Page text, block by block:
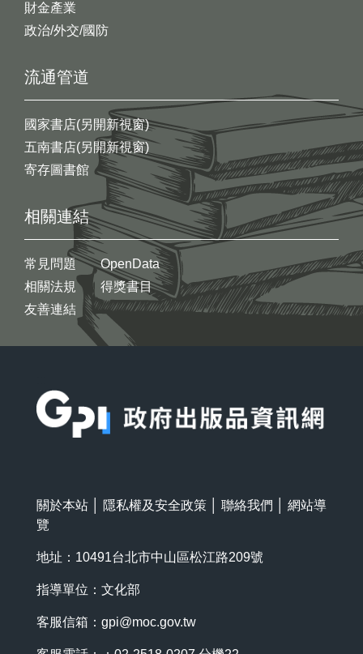
財金產業
政治/外交/國防
流通管道
國家書店(另開新視窗)
五南書店(另開新視窗)
寄存圖書館
相關連結
常見問題
相關法規
友善連結
OpenData
得獎書目
關於本站 隱私權及安全政策 聯絡我們
網站導
覽
地址：10491台北市中山區松江路209號
指導單位：文化部
客服信箱： gpi@moc.gov.tw